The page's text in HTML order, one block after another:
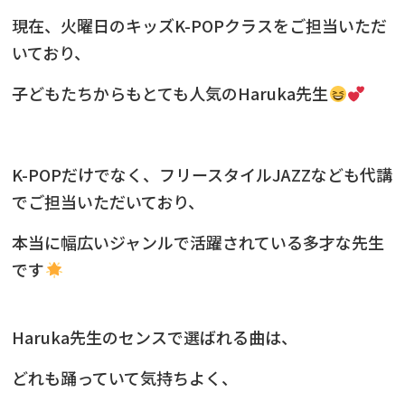
現在、火曜日のキッズK-POPクラスをご担当いただ
いており、
子どもたちからもとても人気のHaruka先生
K-POPだけでなく、フリースタイルJAZZなども代講
でご担当いただいており、
本当に幅広いジャンルで活躍されている多才な先生
です
Haruka先生のセンスで選ばれる曲は、
どれも踊っていて気持ちよく、